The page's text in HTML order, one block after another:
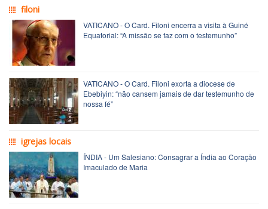
filoni
VATICANO - O Card. Filoni encerra a visita à Guiné
Equatorial: “A missão se faz com o testemunho”
VATICANO - O Card. Filoni exorta a diocese de
Ebebiyin: “não cansem jamais de dar testemunho de
nossa fé”
igrejas locais
ÍNDIA - Um Salesiano: Consagrar a Índia ao Coração
Imaculado de Maria